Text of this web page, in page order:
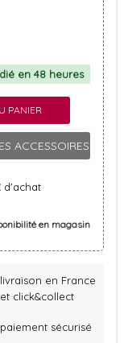
en 48 heures
PANIER
ACCESSOIRES
d'achat
en magasin
livraison en France
et click&collect
paiement sécurisé